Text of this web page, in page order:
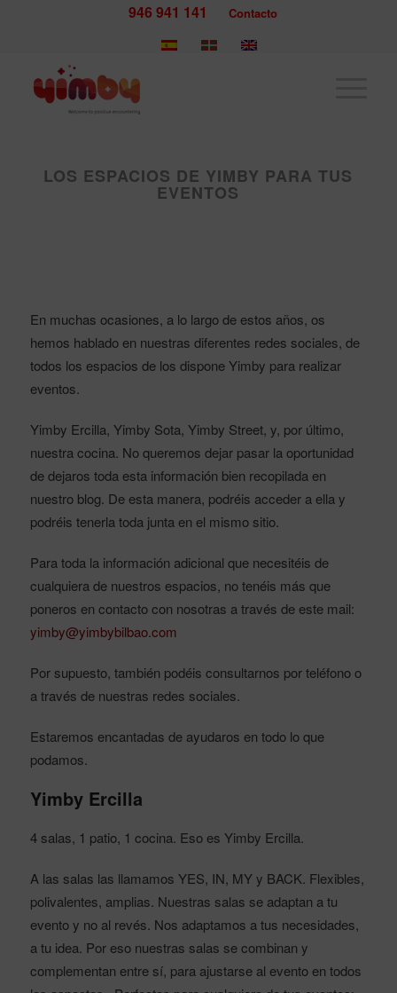
946 941 141 Contacto
LOS ESPACIOS DE YIMBY PARA TUS
EVENTOS
En muchas ocasiones, a lo largo de estos años, os
hemos hablado en nuestras diferentes redes sociales, de
todos los espacios de los dispone Yimby para realizar
eventos.
Yimby Ercilla, Yimby Sota, Yimby Street, y, por último,
nuestra cocina. No queremos dejar pasar la oportunidad
de dejaros toda esta información bien recopilada en
nuestro blog. De esta manera, podréis acceder a ella y
podréis tenerla toda junta en el mismo sitio.
Para toda la información adicional que necesitéis de
cualquiera de nuestros espacios, no tenéis más que
poneros en contacto con nosotras a través de este mail:
yimby@yimbybilbao.com
Por supuesto, también podéis consultarnos por teléfono o
a través de nuestras redes sociales.
Estaremos encantadas de ayudaros en todo lo que
podamos.
Yimby Ercilla
4 salas, 1 patio, 1 cocina. Eso es Yimby Ercilla.
A las salas las llamamos YES, IN, MY y BACK. Flexibles,
polivalentes, amplias. Nuestras salas se adaptan a tu
evento y no al revés. Nos adaptamos a tus necesidades,
a tu idea. Por eso nuestras salas se combinan y
complementan entre sí, para ajustarse al evento en todos